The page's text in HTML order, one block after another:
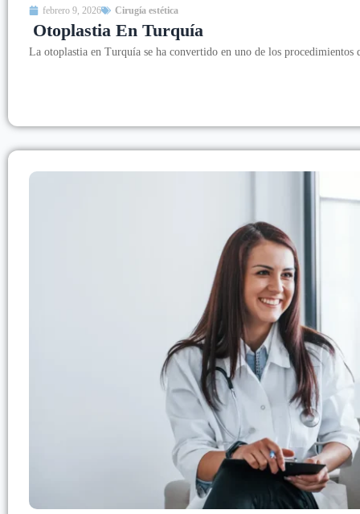
febrero 9, 2026 Cirugía estética
Otoplastia En Turquía
La otoplastia en Turquía se ha convertido en uno de los procedimientos